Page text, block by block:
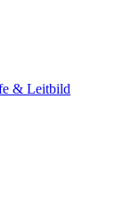
& Leitbild